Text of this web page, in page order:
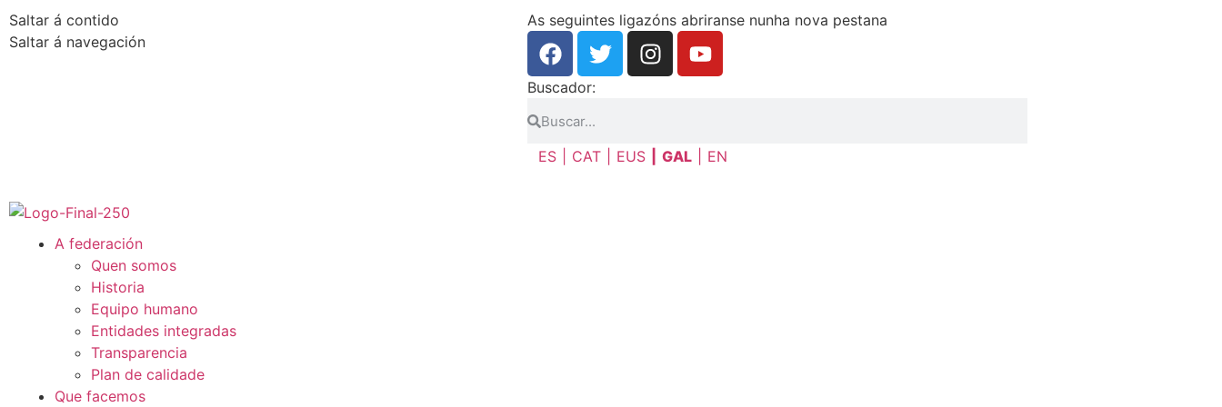
Saltar á contido
Saltar á navegación
As seguintes ligazóns abriranse nunha nova pestana
Buscador:
ES CAT EUS GAL EN
A federación
Quen somos
Historia
Equipo humano
Entidades integradas
Transparencia
Plan de calidade
Que facemos